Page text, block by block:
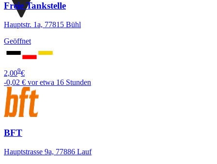
Freie Tankstelle
Hauptstr. 1a, 77815 Bühl
Geöffnet
2,009€
-0,02 € vor etwa 16 Stunden
BFT
Hauptstrasse 9a, 77886 Lauf